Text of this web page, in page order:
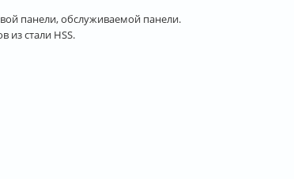
панели, обслуживаемой панели.
стали HSS.